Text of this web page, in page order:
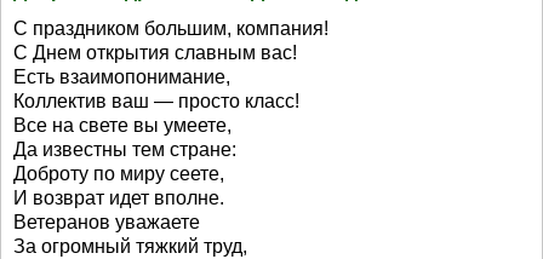
С праздником большим, компания!
С Днем открытия славным вас!
Есть взаимопонимание,
Коллектив ваш — просто класс!
Все на свете вы умеете,
Да известны тем стране:
Доброту по миру сеете,
И возврат идет вполне.
Ветеранов уважаете
За огромный тяжкий труд,